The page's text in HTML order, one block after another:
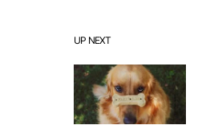
UP NEXT